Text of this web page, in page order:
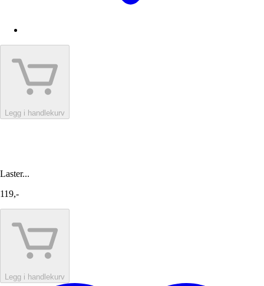
Legg i handlekurv
Laster...
119,-
Legg i handlekurv